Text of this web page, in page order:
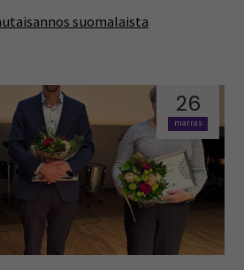
suomalaista
26
marras